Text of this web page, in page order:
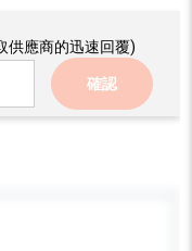
供應商的迅速回覆)
確認